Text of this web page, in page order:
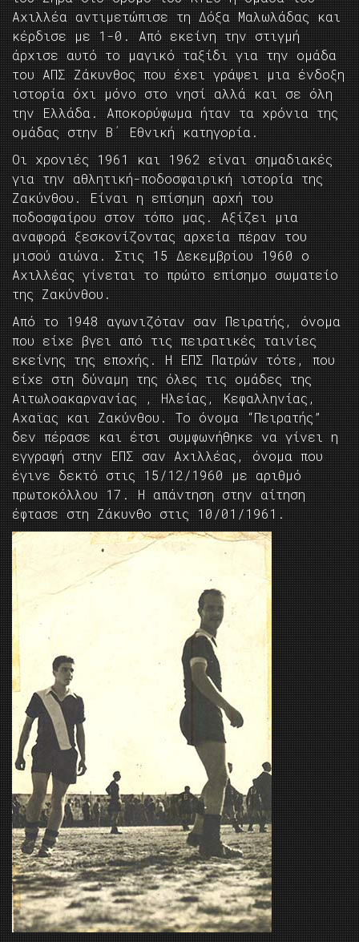
Αχιλλέα αντιμετώπισε τη Δόξα Μαλωλάδας και
κέρδισε με 1-0. Από εκείνη την στιγμή
άρχισε αυτό το μαγικό ταξίδι για την ομάδα
του ΑΠΣ Ζάκυνθος που έχει γράψει μια ένδοξη
ιστορία όχι μόνο στο νησί αλλά και σε όλη
την Ελλάδα. Αποκορύφωμα ήταν τα χρόνια της
ομάδας στην Β΄ Εθνική κατηγορία.
Οι χρονιές 1961 και 1962 είναι σημαδιακές
για την αθλητική-ποδοσφαιρική ιστορία της
Ζακύνθου. Είναι η επίσημη αρχή του
ποδοσφαίρου στον τόπο μας. Αξίζει μια
αναφορά ξεσκονίζοντας αρχεία πέραν του
μισού αιώνα. Στις 15 Δεκεμβρίου 1960 ο
Αχιλλέας γίνεται το πρώτο επίσημο σωματείο
της Ζακύνθου.
Από το 1948 αγωνιζόταν σαν Πειρατής, όνομα
που είχε βγει από τις πειρατικές ταινίες
εκείνης της εποχής. Η ΕΠΣ Πατρών τότε, που
είχε στη δύναμη της όλες τις ομάδες της
Αιτωλοακαρνανίας , Ηλείας, Κεφαλληνίας,
Αχαϊας και Ζακύνθου. Το όνομα “Πειρατής”
δεν πέρασε και έτσι συμφωνήθηκε να γίνει η
εγγραφή στην ΕΠΣ σαν Αχιλλέας, όνομα που
έγινε δεκτό στις 15/12/1960 με αριθμό
πρωτοκόλλου 17. Η απάντηση στην αίτηση
έφτασε στη Ζάκυνθο στις 10/01/1961.